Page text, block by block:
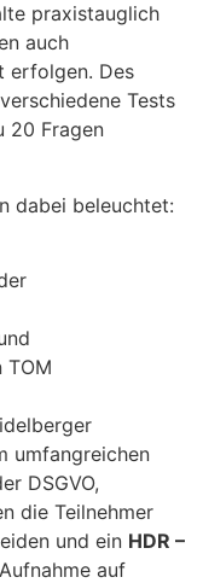
praxistauglich
auch
erfolgen. Des
Tests
20 Fragen
dabei beleuchtet:
TOM
umfangreichen
DSGVO,
die Teilnehmer
und ein HDR –
auf